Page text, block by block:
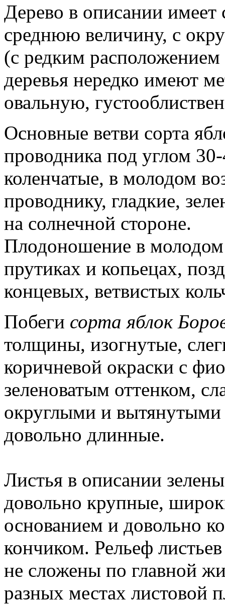
Дерево в описании
среднюю величину, с
(с редким
деревья нередко имеют
овальную,
Основные ветви сорта
проводника под углом 30-
коленчатые, в молодом
проводнику, гладкие,
на солнечной стороне.
Плодоношение в молодом
прутиках и копьецах,
концевых, ветвистых
Побеги сорта яблок
толщины, изогнутые,
коричневой окраски с
зеленоватым оттенком,
округлыми и
довольно длинные.
Листья в описании
довольно крупные,
основанием и довольно
кончиком. Рельеф
не сложены по главной
разных местах листовой